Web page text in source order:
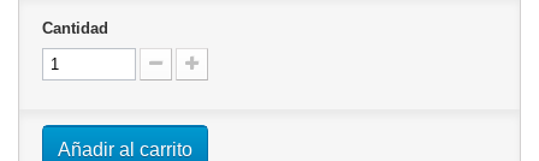
Cantidad
Añadir al carrito